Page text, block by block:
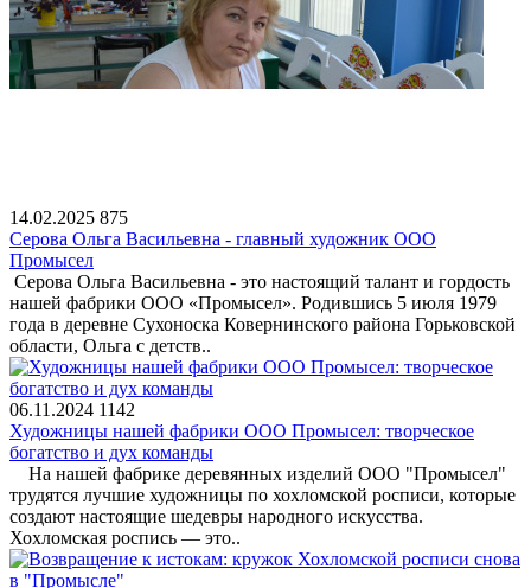
14.02.2025 875
Серова Ольга Васильевна - главный художник ООО
Промысел
Серова Ольга Васильевна - это настоящий талант и гордость
нашей фабрики ООО «Промысел». Родившись 5 июля 1979
года в деревне Сухоноска Ковернинского района Горьковской
области, Ольга с детств..
06.11.2024 1142
Художницы нашей фабрики ООО Промысел: творческое
богатство и дух команды
На нашей фабрике деревянных изделий ООО "Промысел"
трудятся лучшие художницы по хохломской росписи, которые
создают настоящие шедевры народного искусства.
Хохломская роспись — это..